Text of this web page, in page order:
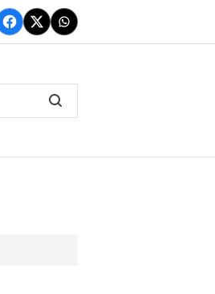
Facebook
TwitterWhatsApp